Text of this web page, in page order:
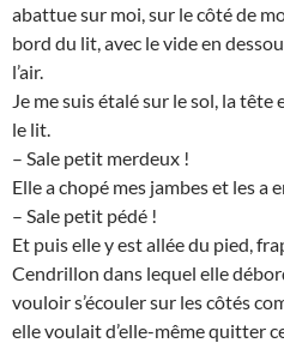
abattue sur moi, sur le côté de
bord du lit, avec le vide en
l’air.
Je me suis étalé sur le sol, la
le lit.
– Sale petit merdeux !
Elle a chopé mes jambes et les a
– Sale petit pédé !
Et puis elle y est allée du pied,
Cendrillon dans lequel elle
vouloir s’écouler sur les côtés
elle voulait d’elle-même quitter